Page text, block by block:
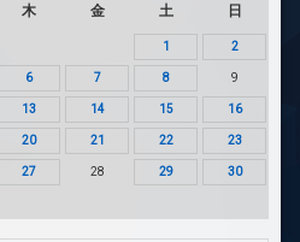
木 金 土 日
1 2
6 7 8 9
13 14 15 16
20 21 22 23
27 28 29 30